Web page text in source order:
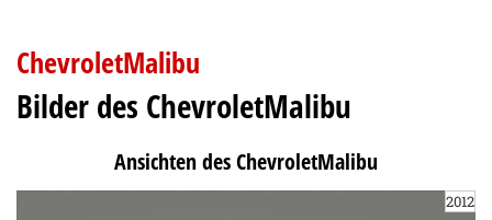
ChevroletMalibu
Bilder des ChevroletMalibu
Ansichten des ChevroletMalibu
2012